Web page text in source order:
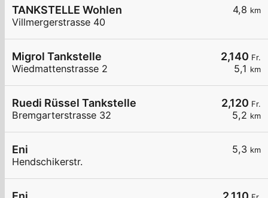
4,8 km
TANKSTELLE Wohlen
Villmergerstrasse 40
2,140 Fr.
5,1 km
Migrol Tankstelle
Wiedmattenstrasse 2
2,120 Fr.
5,2 km
Ruedi Rüssel Tankstelle
Bremgarterstrasse 32
5,3 km
Eni
Hendschikerstr.